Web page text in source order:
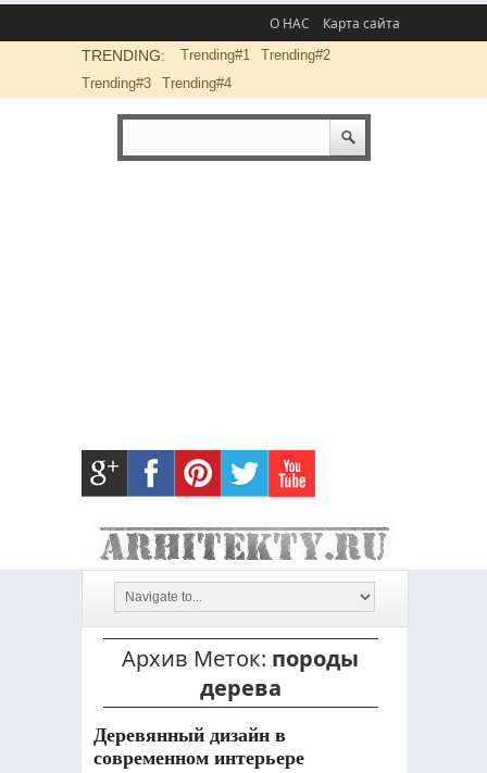
О НАС Карта сайта
TRENDING: Trending#1
Trending#2
Trending#3
Trending#4
Архив Меток: породы
дерева
Деревянный дизайн в
современном интерьере